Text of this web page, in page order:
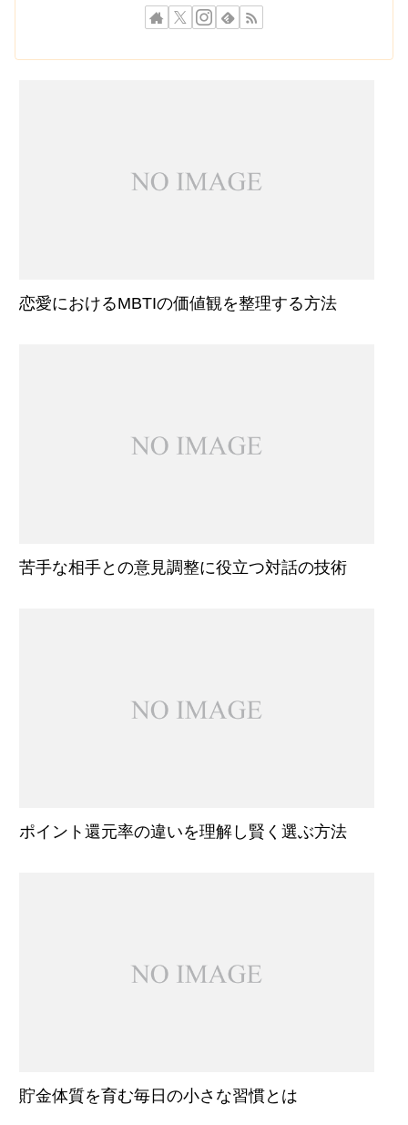
恋愛におけるMBTIの価値観を整理する方法
苦手な相手との意見調整に役立つ対話の技術
ポイント還元率の違いを理解し賢く選ぶ方法
貯金体質を育む毎日の小さな習慣とは